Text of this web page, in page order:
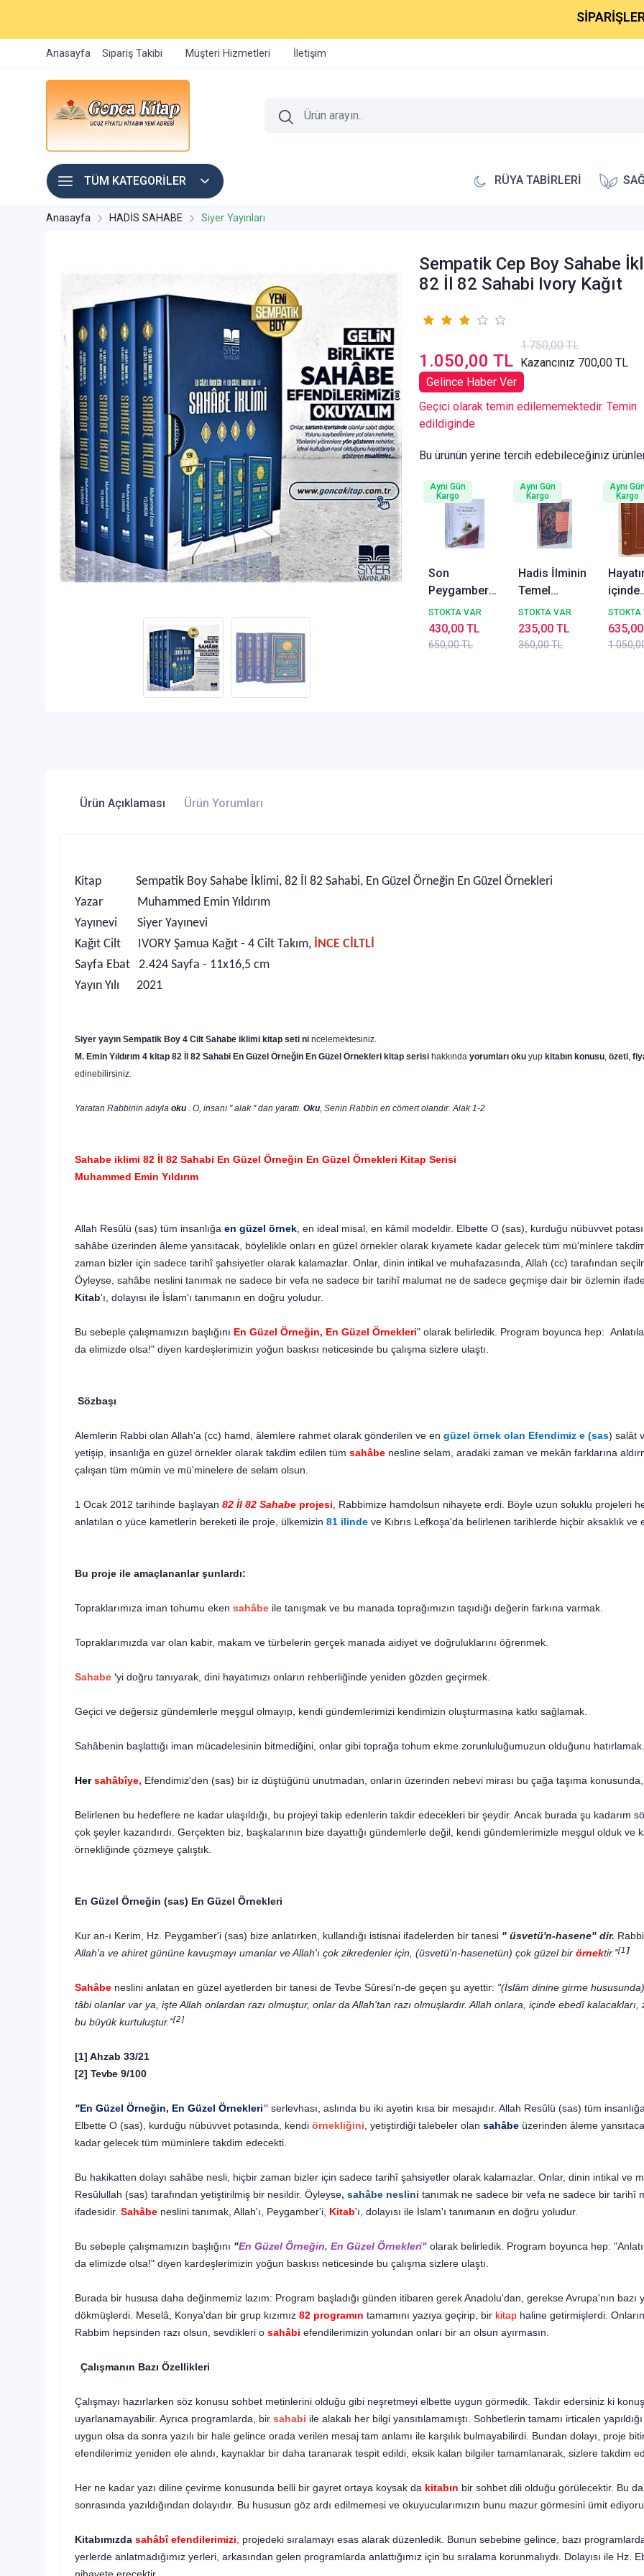
SİPARİŞLERİNİZ 1-
Anasayfa Sipariş Takibi Müşteri Hizmetleri İletişim
TÜM KATEGORİLER RÜYA TABİRLERİ
Anasayfa HADİS SAHABE Siyer Yayınları
Sempatik Cep Boy Sahabe
82 İl 82 Sahabi Ivory Kağıt
1.050,00 TL
1.750,00 TL
Kazancınız 700,00 TL
Gelince Haber Ver
Geçici olarak temin edilememektedir. Temin
edildiginde
Bu ürünün yerine tercih edebileceğiniz
Son
Peygamber
Hz.
Muhammed
Siyer-i Nebi
STOKTA VAR
650,00 TL
430,00 TL
Aynı Gün
Kargo
Hadis İlminin
Temel
Konuları,
Takdim
STOKTA VAR
360,00 TL
235,00 TL
Aynı Gün
Kargo
içinde
sav )
Deri
STOKTA
Aynı
Kargo
Ürün Açıklaması Ürün Yorumları
Kitap Sempatik Boy Sahabe İklimi, 82 İl 82 Sahabi, En Güzel Örneğin En Güzel Örnekleri
Yazar Muhammed Emin Yıldırım
Yayınevi Siyer Yayınevi
Kağıt Cilt IVORY Şamua Kağıt - 4 Cilt Takım, İNCE CİLTLİ
Sayfa Ebat 2.424 Sayfa - 11x16,5 cm
Yayın Yılı 2021
Siyer yayın Sempatik Boy 4 Cilt Sahabe iklimi kitap seti ni ncelemektesiniz.
M. Emin Yıldırım 4 kitap 82 İl 82 Sahabi En Güzel Örneğin En Güzel Örnekleri kitap serisi hakkında yorumları oku yup kitabın konusu, özeti,
edinebilirsiniz.
Yaratan Rabbinin adıyla oku . O, insanı " alak " dan yarattı. Oku, Senin Rabbin en cömert olandır. Alak 1-2
Sahabe iklimi 82 İl 82 Sahabi En Güzel Örneğin En Güzel Örnekleri Kitap Serisi
Muhammed Emin Yıldırım
Allah Resûlü (sas) tüm insanlığa en güzel örnek , en ideal misal, en kâmil modeldir. Elbette O (sas), kurduğu nübüvvet
sahâbe üzerinden âleme yansıtacak, böylelikle onları en güzel örnekler olarak kıyamete kadar gelecek tüm mü'minlere
zaman bizler için sadece tarihî şahsiyetler olarak kalamazlar. Onlar, dinin intikal ve muhafazasında, Allah (cc) tarafından
Öyleyse, sahâbe neslini tanımak ne sadece bir vefa ne sadece bir tarihî malumat ne de sadece geçmişe dair bir özlemin
Kitab'ı, dolayısı ile İslam'ı tanımanın en doğru yoludur.
Bu sebeple çalışmamızın başlığını En Güzel Örneğin, En Güzel Örnekleri" olarak belirledik. Program boyunca hep:
da elimizde olsa!" diyen kardeşlerimizin yoğun baskısı neticesinde bu çalışma sizlere ulaştı.
Sözbaşı
Alemlerin Rabbi olan Allah'a (cc) hamd, âlemlere rahmet olarak gön­derilen ve en güzel örnek olan Efendimiz e (sas) salât
yetişip, insanlığa en güzel örnekler olarak tak­dim edilen tüm sahâbe nesline selam, aradaki zaman ve mekân farklarına
çalışan tüm mümin ve mü'minelere de selam olsun.
1 Ocak 2012 tarihinde başlayan 82 İl 82 Sahabe projesi , Rabbimize hamdolsun nihayete erdi. Böyle uzun soluklu projeleri
anlatılan o yüce kametlerin bereketi ile pro­je, ülkemizin 81 ilinde ve Kıbrıs Lefkoşa'da belirlenen tarihlerde hiçbir ak­saklık ve
Bu proje ile amaçlananlar şunlardı:
Topraklarımıza iman tohumu eken sahâbe ile tanışmak ve bu mana­da toprağımızın taşıdığı değerin farkına varmak.
Topraklarımızda var olan kabir, makam ve türbelerin gerçek mana­da aidiyet ve doğruluklarını öğrenmek.
Sahabe 'yi doğru tanıyarak, dini hayatımızı onların rehberliğinde ye­niden gözden geçirmek.
Geçici ve değersiz gündemlerle meşgul olmayıp, kendi gündemleri­mizi kendimizin oluşturmasına katkı sağlamak.
Sahâbenin başlattığı iman mücadelesinin bitmediğini, onlar gibi toprağa tohum ekme zorunluluğumuzun olduğunu hatırlamak.
Hersahâbîye, Efendimiz'den (sas) bir iz düştüğünü unutmadan, on­ların üzerinden nebevi mirası bu çağa taşıma
Belirlenen bu hedeflere ne kadar ulaşıldığı, bu projeyi takip edenlerin takdir edecekleri bir şeydir. Ancak burada şu kadarım
çok şeyler kazandırdı. Gerçekten biz, başkalarının bize dayattığı gündemlerle değil, kendi gündemlerimizle meş­gul olduk ve
örnekli­ğinde çözmeye çalıştık.
En Güzel Örneğin (sas) En Güzel Örnekleri
Kur an-ı Kerim, Hz. Peygamber'i (sas) bize anlatırken, kullandığı is­tisnai ifadelerden bir tanesi " üsvetü'n-hasene" dir.
Allah'a ve ahiret gününe kavuşmayı umanlar ve Allah'ı çok zikredenler için, (üsvetü'n-hasenetün) çok güzel bir örnektir."[1 ]
Sahâbe neslini anlatan en güzel ayetlerden bir tanesi de Tevbe Sûresi'n-de geçen şu ayettir: "(İslâm dinine girme
tâbi olanlar var ya, işte Allah onlardan razı olmuş­tur, onlar da Allah'tan razı olmuşlardır. Allah onlara, içinde ebedî kalacakları,
bu büyük kurtuluştur."[2]
[1] Ahzab 33/21
[2] Tevbe9/100
"En Güzel Örneğin, En Güzel Örnekleri" serlevhası, aslında bu iki ayetin kısa bir mesajıdır. Allah Resûlü (sas) tüm
Elbette O (sas), kurduğu nübüvvet potasında, kendi örnekliğini , yetiştirdiği talebeler olan sahâbe üzerinden âleme
kadar gelecek tüm müminlere takdim edecekti.
Bu hakikatten dolayı sahâbe nesli, hiçbir zaman bizler için sadece tarihî şahsiyetler olarak kalamazlar. Onlar, dinin intikal ve
Resûlullah (sas) tarafından yetiştirilmiş bir nesil­dir. Öyleyse, sahâbe neslini tanımak ne sadece bir vefa ne sadece bir tarihî
ifadesidir. Sahâbe neslini tanımak, Allah'ı, Peygamber'i, Kitab'ı, dolayısı ile İslam'ı tanımanın en doğ­ru yoludur.
Bu sebeple çalışmamızın başlığını "En Güzel Örneğin, En Güzel Örnek­leri" olarak belirledik. Program boyunca hep:
da elimizde olsa!" diyen kardeşlerimizin yoğun baskısı neticesinde bu çalışma sizlere ulaştı.
Burada bir hususa daha değinmemiz lazım: Program başladığı günden itibaren gerek Anadolu'dan, gerekse Avrupa'nın
dökmüşlerdi. Meselâ, Konya'dan bir grup kızımız 82 programın tamamını yazıya geçirip, bir kitap haline getirmişlerdi.
Rabbim hepsin­den razı olsun, sevdikleri o sahâbi efendilerimizin yolundan onları bir an olsun ayırmasın.
Çalışmanın Bazı Özellikleri
Çalışmayı hazırlarken söz konusu sohbet metinlerini olduğu gibi neşretmeyi elbette uygun görmedik. Takdir edersiniz ki
uyarlanamayabilir. Ayrıca programlarda, bir sahabi ile alakalı her bilgi yansıtılamamıştı. Soh­betlerin tamamı irticalen
uygun olsa da sonra yazılı bir hale gelince orada verilen mesaj tam anlamı ile karşılık bulmayabilirdi. Bundan dolayı, proje
efendi­lerimiz yeniden ele alındı, kaynaklar bir daha taranarak tespit edildi, eksik kalan bilgiler tamamlanarak, sizlere takdim
Her ne kadar yazı diline çevirme konusunda belli bir gayret ortaya koysak da kitabın bir sohbet dili olduğu görülecektir. Bu
sonrasında yazıldığından do­layıdır. Bu hususun göz ardı edilmemesi ve okuyucularımızın bunu mazur görmesini ümit
Kitabımızda sahâbî efendilerimizi , projedeki sıralamayı esas alarak düzenledik. Bunun sebebine gelince, bazı
yerlerde anlatmadığımız yerleri, arkasından gelen programlarda anlattığımız için bu sıralama korun­malıydı. Dolayısı ile